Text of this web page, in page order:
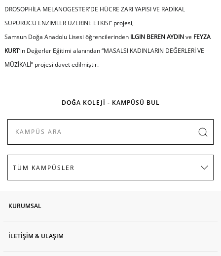
DROSOPHİLA MELANOGESTER'DE HÜCRE ZARI YAPISI VE RADİKAL
SÜPÜRÜCÜ ENZİMLER ÜZERİNE ETKİSİ”projesi,
Samsun Doğa Anadolu Lisesi öğrencilerinden ILGIN BEREN AYDINve FEYZA
KURT’in Değerler Eğitimi alanından“MASALSI KADINLARIN DEĞERLERİ VE
MÜZİKALİ”projesi davet edilmiştir.
DOĞA KOLEJİ - KAMPÜSÜ BUL
KURUMSAL
İLETİŞİM & ULAŞIM